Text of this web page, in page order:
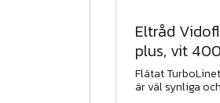
Eltråd
plus, vit
Flätat
är väl synliga